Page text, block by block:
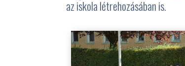
az iskola létrehozásában is.